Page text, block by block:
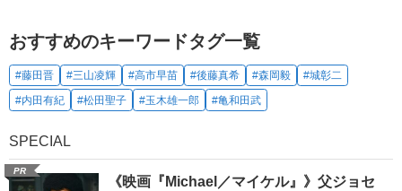
おすすめのキーワードタグ一覧
#藤田晋 #三山凌輝 #高市早苗 #後藤真希 #森岡毅
#城彰二
#内田有紀
#松田聖子 #玉木雄一郎 #亀和田武
SPECIAL
PR
《映画『Michael／マイケル』》父ジョセ